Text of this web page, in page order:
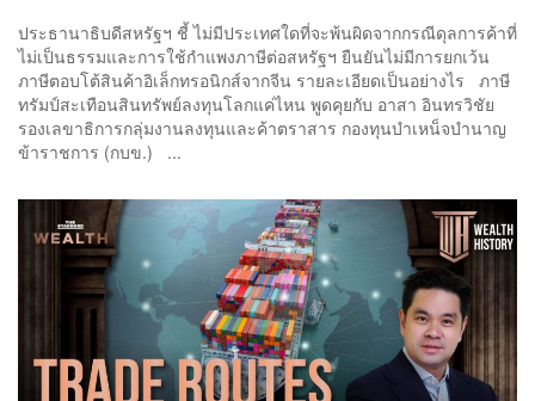
ประธานาธิบดีสหรัฐฯ ชี้ ไม่มีประเทศใดที่จะพ้นผิดจากกรณีดุลการค้าที่
ไม่เป็นธรรมและการใช้กำแพงภาษีต่อสหรัฐฯ ยืนยันไม่มีการยกเว้น
ภาษีตอบโต้สินค้าอิเล็กทรอนิกส์จากจีน รายละเอียดเป็นอย่างไร ภาษี
ทรัมป์สะเทือนสินทรัพย์ลงทุนโลกแค่ไหน พูดคุยกับ อาสา อินทรวิชัย
รองเลขาธิการกลุ่มงานลงทุนและค้าตราสาร กองทุนบำเหน็จบำนาญ
ข้าราชการ (กบข.) ...